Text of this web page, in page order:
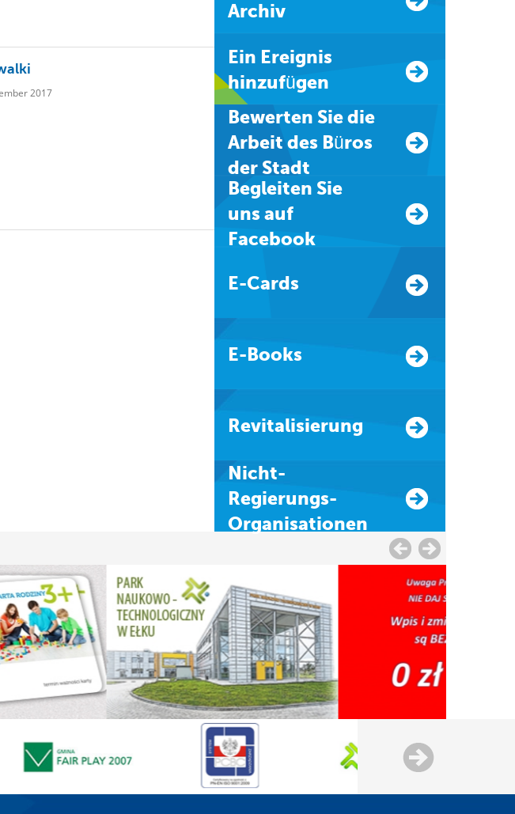
2017
Archiv
Ein Ereignis
hinzufügen
Bewerten Sie die
Arbeit des Büros
der Stadt
Begleiten Sie
uns auf
Facebook
E-Cards
E-Books
Revitalisierung
Nicht-
Regierungs-
Organisationen